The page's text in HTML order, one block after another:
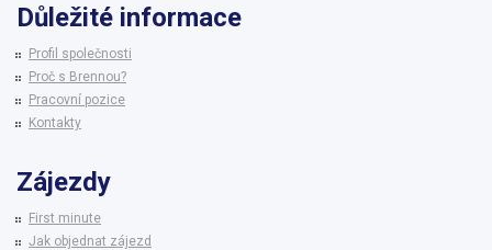
Důležité informace
Profil společnosti
Proč s Brennou?
Pracovní pozice
Kontakty
Zájezdy
First minute
Jak objednat zájezd